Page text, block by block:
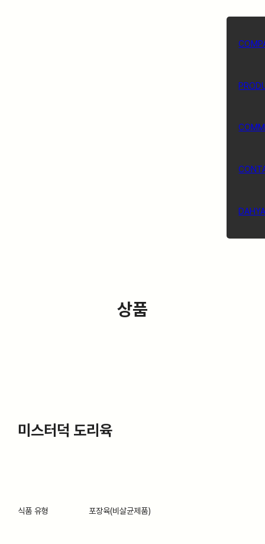
상품
미스터덕 도리육
식품 유형 포장육(비살균제품)